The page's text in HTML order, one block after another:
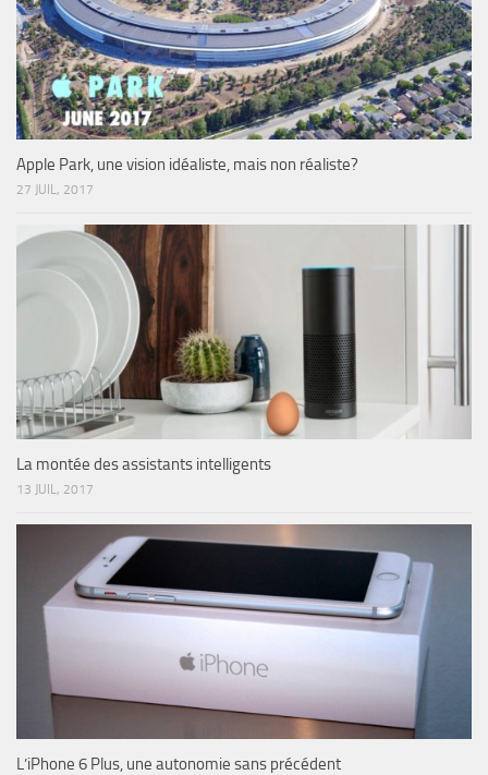
Apple Park, une vision idéaliste, mais non réaliste?
27 JUIL, 2017
La montée des assistants intelligents
13 JUIL, 2017
L’iPhone 6 Plus, une autonomie sans précédent